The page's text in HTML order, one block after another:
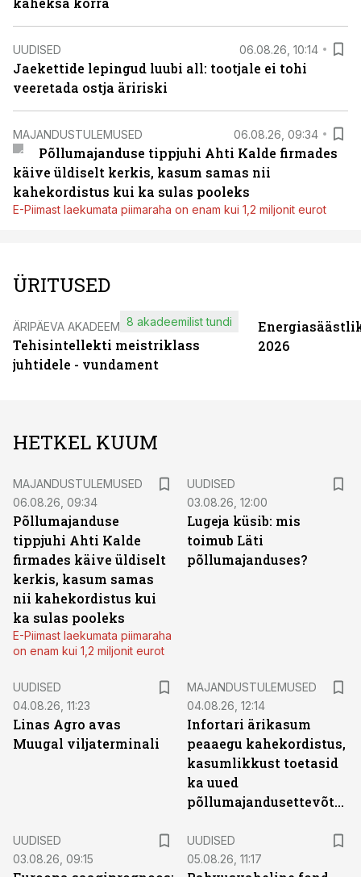
UUDISED 06.08.26, 10:14
Jaekettide lepingud luubi all: tootjale ei tohi
veeretada ostja äririski
MAJANDUSTULEMUSED 06.08.26, 09:34
Põllumajanduse tippjuhi Ahti Kalde firmades
käive üldiselt kerkis, kasum samas nii
kahekordistus kui ka sulas pooleks
E-Piimast laekumata piimaraha on enam kui 1,2 miljonit eurot
ÜRITUSED
ÄRIPÄEVA AKADEEMIA
Tehisintellekti meistriklass
juhtidele - vundament
8 akadeemilist tundi
2026
HETKEL KUUM
MAJANDUSTULEMUSED
06.08.26, 09:34
Põllumajanduse
tippjuhi Ahti Kalde
firmades käive üldiselt
kerkis, kasum samas
nii kahekordistus kui
ka sulas pooleks
E-Piimast laekumata piimaraha
on enam kui 1,2 miljonit eurot
UUDISED
03.08.26, 12:00
Lugeja küsib: mis
toimub Läti
põllumajanduses?
UUDISED
04.08.26, 11:23
Linas Agro avas
Muugal viljaterminali
MAJANDUSTULEMUSED
04.08.26, 12:14
Infortari ärikasum
peaaegu kahekordistus,
kasumlikkust toetasid
ka uued
põllumajandusettevõtted
UUDISED
03.08.26, 09:15
UUDISED
05.08.26, 11:17